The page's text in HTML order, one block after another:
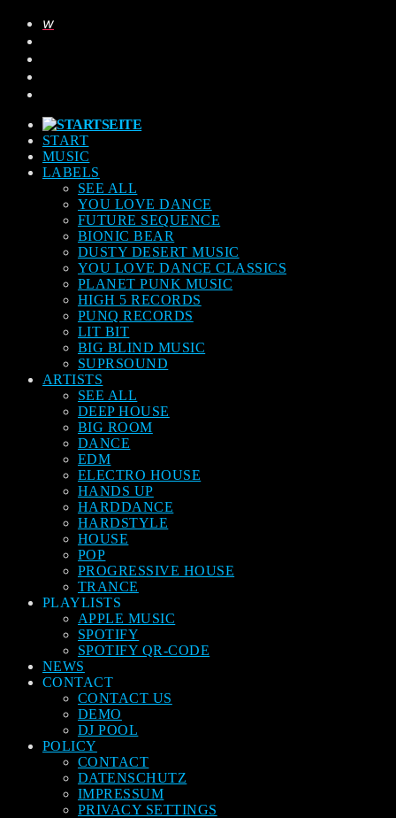
START
MUSIC
LABELS
SEE ALL
YOU LOVE DANCE
FUTURE SEQUENCE
BIONIC BEAR
DUSTY DESERT MUSIC
YOU LOVE DANCE CLASSICS
PLANET PUNK MUSIC
HIGH 5 RECORDS
PUNQ RECORDS
LIT BIT
BIG BLIND MUSIC
SUPRSOUND
ARTISTS
SEE ALL
DEEP HOUSE
BIG ROOM
DANCE
EDM
ELECTRO HOUSE
HANDS UP
HARDDANCE
HARDSTYLE
HOUSE
POP
PROGRESSIVE HOUSE
TRANCE
PLAYLISTS
APPLE MUSIC
SPOTIFY
SPOTIFY QR-CODE
NEWS
CONTACT
CONTACT US
DEMO
DJ POOL
POLICY
CONTACT
DATENSCHUTZ
IMPRESSUM
PRIVACY SETTINGS